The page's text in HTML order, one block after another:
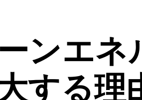
ンエネ
する理